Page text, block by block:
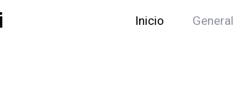
Inicio General